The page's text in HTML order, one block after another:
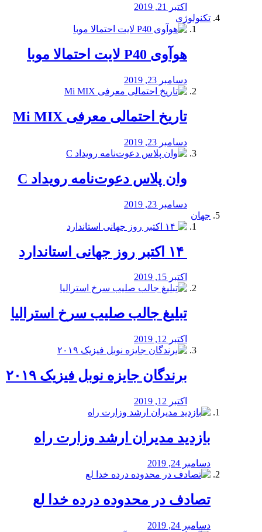
اکتبر 21, 2019
تکنولوژی
هوآوی P40 لایت احتمالا موبا
دسامبر 23, 2019
تاریخ احتمالی معرفی Mi MIX
دسامبر 23, 2019
وان پلاس دعوت‌نامه رویداد C
دسامبر 23, 2019
جهان
اکتبر 15, 2019
تبلیغ جالب صلیب سرخ استرالیا
اکتبر 12, 2019
برندگان جایزه نوبل فیزیک ۲۰۱۹
اکتبر 12, 2019
بازدید مدیران ارشد وزارت راه
دسامبر 24, 2019
تصادف در محدوده درده خدا لع
دسامبر 24, 2019